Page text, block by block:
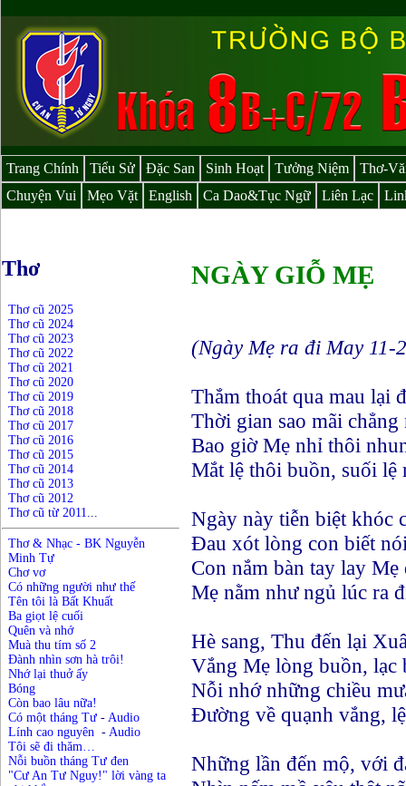
Trang Chính Tiểu Sử Đặc San Sinh Hoạt Tưởng Niệm
Thơ-
Chuyện Vui
Mẹo Vặt English Ca Dao&Tục Ngữ Liên Lạc
Thơ
Thơ cũ 2025
Thơ cũ 2024
Thơ cũ 2023
Thơ cũ 2022
Thơ cũ 2021
Thơ cũ 2020
Thơ cũ 2019
Thơ cũ 2018
Thơ cũ 2017
Thơ cũ 2016
Thơ cũ 2015
Thơ cũ 2014
Thơ cũ 2013
Thơ cũ 2012
Thơ cũ từ 2011...
Thơ & Nhạc - BK Nguyễn
Minh Tự
Chơ vơ
Có những người như thế
Tên tôi là Bất Khuất
Ba giọt lệ cuối
Quên và nhớ
Muà thu tím số 2
Đành nhìn sơn hà trôi!
Nhớ lại thuở ấy
Bóng
Còn bao lâu nữa!
Có một tháng Tư - Audio
Lính cao nguyên - Audio
Tôi sẽ đi thăm…
Nỗi buồn tháng Tư đen
"Cư An Tư Nguy!" lời vàng ta
NGÀY GIỖ MẸ
(Ngày Mẹ ra đi May 11-
Thắm thoát qua mau lại
Thời gian sao mãi
Bao giờ Mẹ nhỉ thôi
Mắt lệ thôi buồn, suối lệ
Ngày này tiễn biệt khóc
Đau xót lòng con biết
Con nắm bàn tay lay Mẹ
Mẹ nằm như ngủ lúc ra
Hè sang, Thu đến lại
Vắng Mẹ lòng buồn, lạc
Nỗi nhớ những chiều
Đường về quạnh vắng,
Những lần đến mộ, với